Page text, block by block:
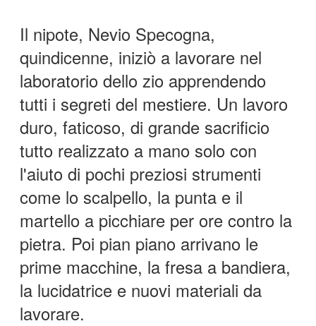
Il nipote, Nevio Specogna,
quindicenne, iniziò a lavorare nel
laboratorio dello zio apprendendo
tutti i segreti del mestiere. Un lavoro
duro, faticoso, di grande sacrificio
tutto realizzato a mano solo con
l'aiuto di pochi preziosi strumenti
come lo scalpello, la punta e il
martello a picchiare per ore contro la
pietra. Poi pian piano arrivano le
prime macchine, la fresa a bandiera,
la lucidatrice e nuovi materiali da
lavorare.